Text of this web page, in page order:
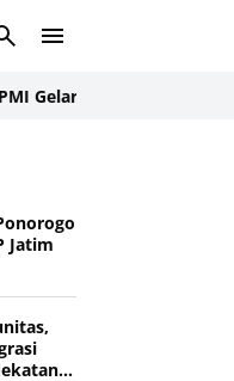
Donor Darah Serentak
Jatim